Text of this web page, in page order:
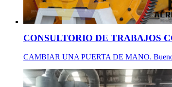
CONSULTORIO DE TRABAJOS
CAMBIAR UNA PUERTA DE MANO. Buenos